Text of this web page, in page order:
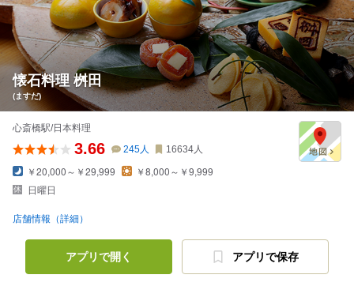
懐石料理 桝田
(ますだ)
心斎橋駅/日本料理
3.66 245人 16634人
￥20,000～￥29,999
￥8,000～￥9,999
日曜日
店舗情報（詳細）
アプリで開く アプリで保存